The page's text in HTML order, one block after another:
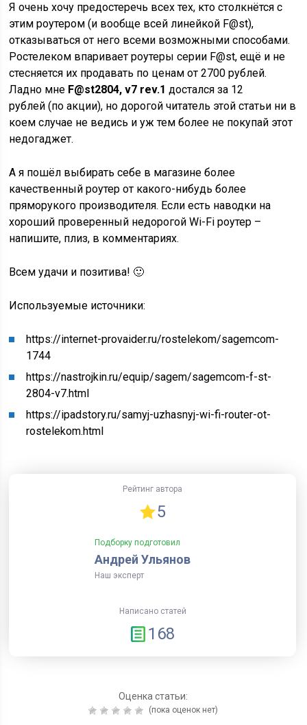
Я очень хочу предостеречь всех тех, кто столкнётся с
этим роутером (и вообще всей линейкой F@st),
отказываться от него всеми возможными способами.
Ростелеком впаривает роутеры серии F@st, ещё и не
стесняется их продавать по ценам от 2700 рублей.
Ладно мне F@st2804, v7 rev.1 достался за 12
рублей (по акции), но дорогой читатель этой статьи ни в
коем случае не ведись и уж тем более не покупай этот
недогаджет.
А я пошёл выбирать себе в магазине более
качественный роутер от какого-нибудь более
пряморукого производителя. Если есть наводки на
хороший проверенный недорогой Wi-Fi роутер –
напишите, плиз, в комментариях.
Всем удачи и позитива! 🙂
Используемые источники:
https://internet-provaider.ru/rostelekom/sagemcom-
1744
https://nastrojkin.ru/equip/sagem/sagemcom-f-st-
2804-v7.html
https://ipadstory.ru/samyj-uzhasnyj-wi-fi-router-ot-
rostelekom.html
Рейтинг автора
5
Подборку подготовил
Андрей Ульянов
Наш эксперт
Написано статей
168
Оценка статьи:
(пока оценок нет)